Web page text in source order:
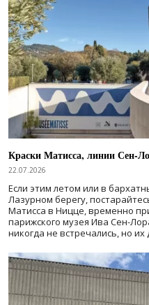
Краски Матисса, линии Сен-
22.07.2026
Если этим летом или в
Лазурном берегу,
Матисса в Ницце, временно
парижского музея Ива Сен-
никогда не встречались, но их